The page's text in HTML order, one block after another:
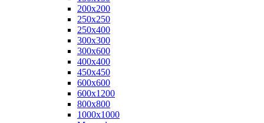
200х200
250х250
250х400
300х300
300х600
400х400
450х450
600х600
600х1200
800х800
1000х1000